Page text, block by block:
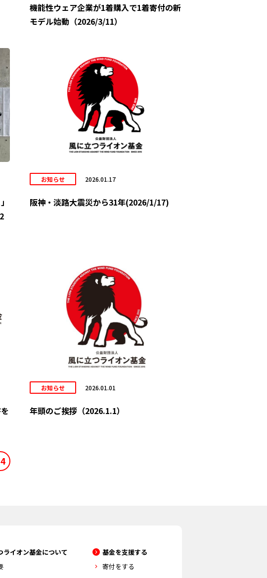
機能性ウェア企業が1着購入で1着寄付の新
モデル始動（2026/3/11）
お知らせ 2026.01.17
阪神・淡路大震災から31年(2026/1/17)
お知らせ 2026.01.01
年頭のご挨拶（2026.1.1）
ライオン基金について
基金を支援する
寄付をする